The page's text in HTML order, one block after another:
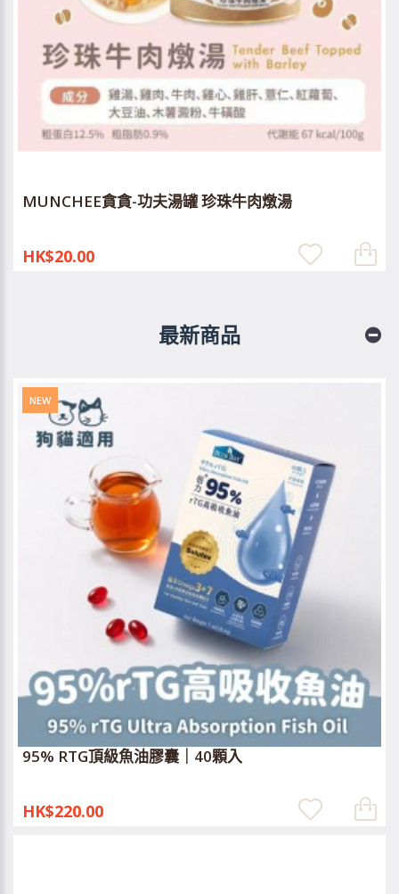
MUNCHEE貪貪-功夫湯罐 珍珠牛肉燉湯
HK$20.00
最新商品
NEW
95% RTG頂級魚油膠囊｜40顆入
HK$220.00